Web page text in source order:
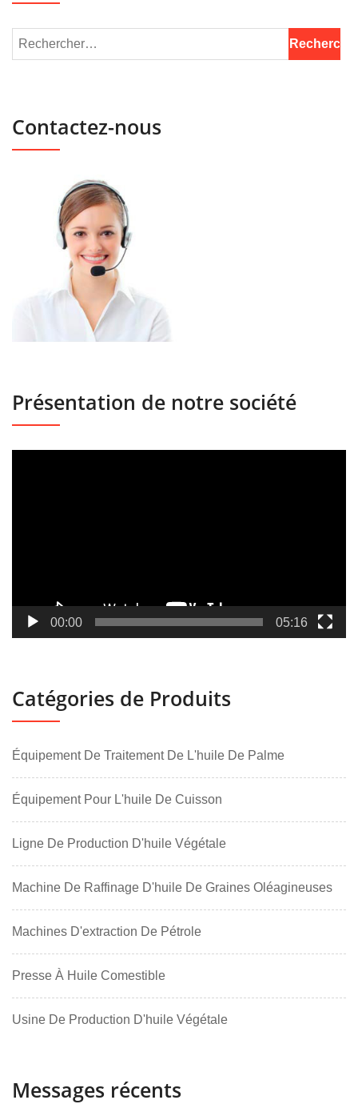
Contactez-nous
Présentation de notre société
00:00 05:16
Catégories de Produits
Équipement De Traitement De L'huile De Palme
Équipement Pour L'huile De Cuisson
Ligne De Production D'huile Végétale
Machine De Raffinage D'huile De Graines Oléagineuses
Machines D'extraction De Pétrole
Presse À Huile Comestible
Usine De Production D'huile Végétale
Messages récents